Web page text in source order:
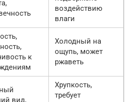
воздействию
влаги
к
Холодный на
ощупь, может
ржаветь
вид,
Хрупкость,
требует